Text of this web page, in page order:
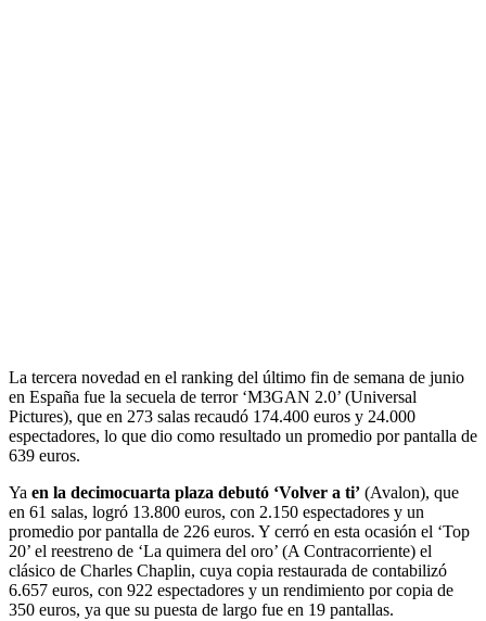
La tercera novedad en el ranking del último fin de semana de junio
en España fue la secuela de terror ‘M3GAN 2.0’ (Universal
Pictures), que en 273 salas recaudó 174.400 euros y 24.000
espectadores, lo que dio como resultado un promedio por pantalla de
639 euros.
Ya en la decimocuarta plaza debutó ‘Volver a ti’ (Avalon), que
en 61 salas, logró 13.800 euros, con 2.150 espectadores y un
promedio por pantalla de 226 euros. Y cerró en esta ocasión el ‘Top
20’ el reestreno de ‘La quimera del oro’ (A Contracorriente) el
clásico de Charles Chaplin, cuya copia restaurada de contabilizó
6.657 euros, con 922 espectadores y un rendimiento por copia de
350 euros, ya que su puesta de largo fue en 19 pantallas.